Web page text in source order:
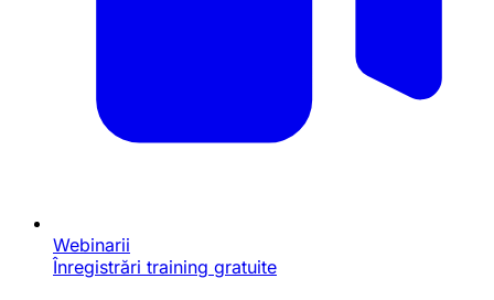
Webinarii
Înregistrări training gratuite